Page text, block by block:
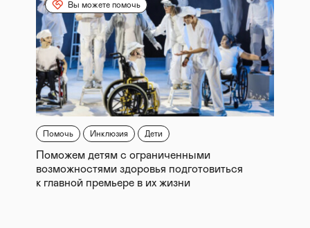
Вы можете помочь
Помочь Инклюзия Дети
Поможем детям с ограниченными
возможностями здоровья подготовиться
к главной премьере в их жизни